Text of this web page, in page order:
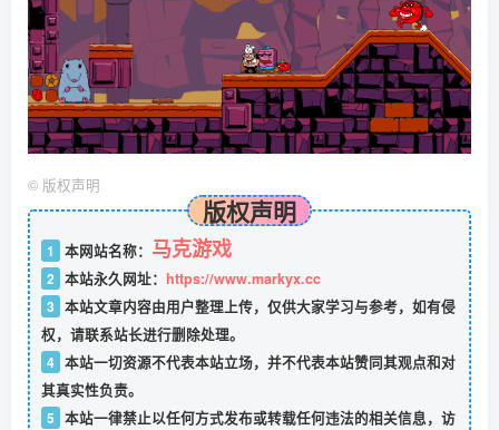
© 版权声明
版权声明
1 本网站名称： 马克游戏
2 本站永久网址： https://www.markyx.cc
3 本站文章内容由用户整理上传，仅供大家学习与参考，如有侵
权，请联系站长进行删除处理。
4 本站一切资源不代表本站立场，并不代表本站赞同其观点和对
其真实性负责。
5 本站一律禁止以任何方式发布或转载任何违法的相关信息，访